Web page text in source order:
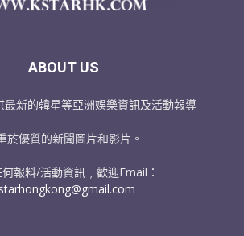
ABOUT US
最新的韓星等亞洲娛樂資訊及活動報導
於優質的新聞圖片和影片。
報料/活動資訊﹐歡迎Email：